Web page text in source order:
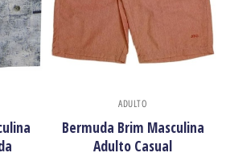
ADULTO
Bermuda Brim Masculina
Adulto Casual